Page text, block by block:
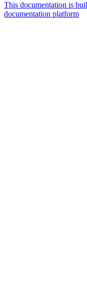
This documentation is
documentation platform